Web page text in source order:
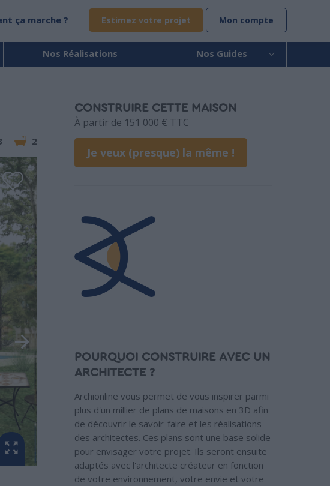
ça marche ? Estimez votre projet Mon compte
Nos Réalisations Nos Guides
2
CONSTRUIRE CETTE MAISON
À partir de 151 000 € TTC
Je veux (presque) la même !
POURQUOI CONSTRUIRE AVEC UN
ARCHITECTE ?
Archionline vous permet de vous inspirer parmi
plus d'un millier de plans de maisons en 3D afin
de découvrir le savoir-faire et les réalisations
des architectes. Ces plans sont une base solide
pour envisager votre projet. Ils seront ensuite
adaptés avec l'architecte créateur en fonction
de votre environnement, votre envie et votre